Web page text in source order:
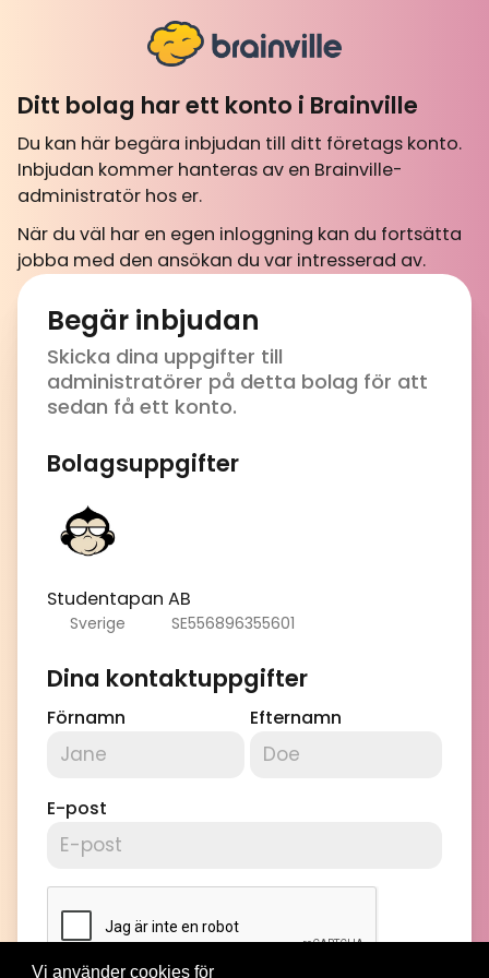
Begär inbjudan
Skicka dina uppgifter till
administratörer på detta bolag för att
sedan få ett konto.
Bolagsuppgifter
Studentapan AB
Sverige SE556896355601
Dina kontaktuppgifter
Förnamn Efternamn
E-post
Ditt bolag har ett konto i Brainville
Du kan här begära inbjudan till ditt företags konto.
Inbjudan kommer hanteras av en Brainville-
administratör hos er.
När du väl har en egen inloggning kan du fortsätta
jobba med den ansökan du var intresserad av.
Vi använder cookies för